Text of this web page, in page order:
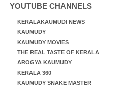
YOUTUBE CHANNELS
KERALAKAUMUDI NEWS
KAUMUDY
KAUMUDY MOVIES
THE REAL TASTE OF KERALA
AROGYA KAUMUDY
KERALA 360
KAUMUDY SNAKE MASTER